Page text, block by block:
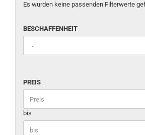
Es wurden keine passenden Filterwerte
BESCHAFFENHEIT
PREIS
bis